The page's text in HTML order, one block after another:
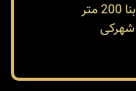
بنا 200 متر
شهرکی